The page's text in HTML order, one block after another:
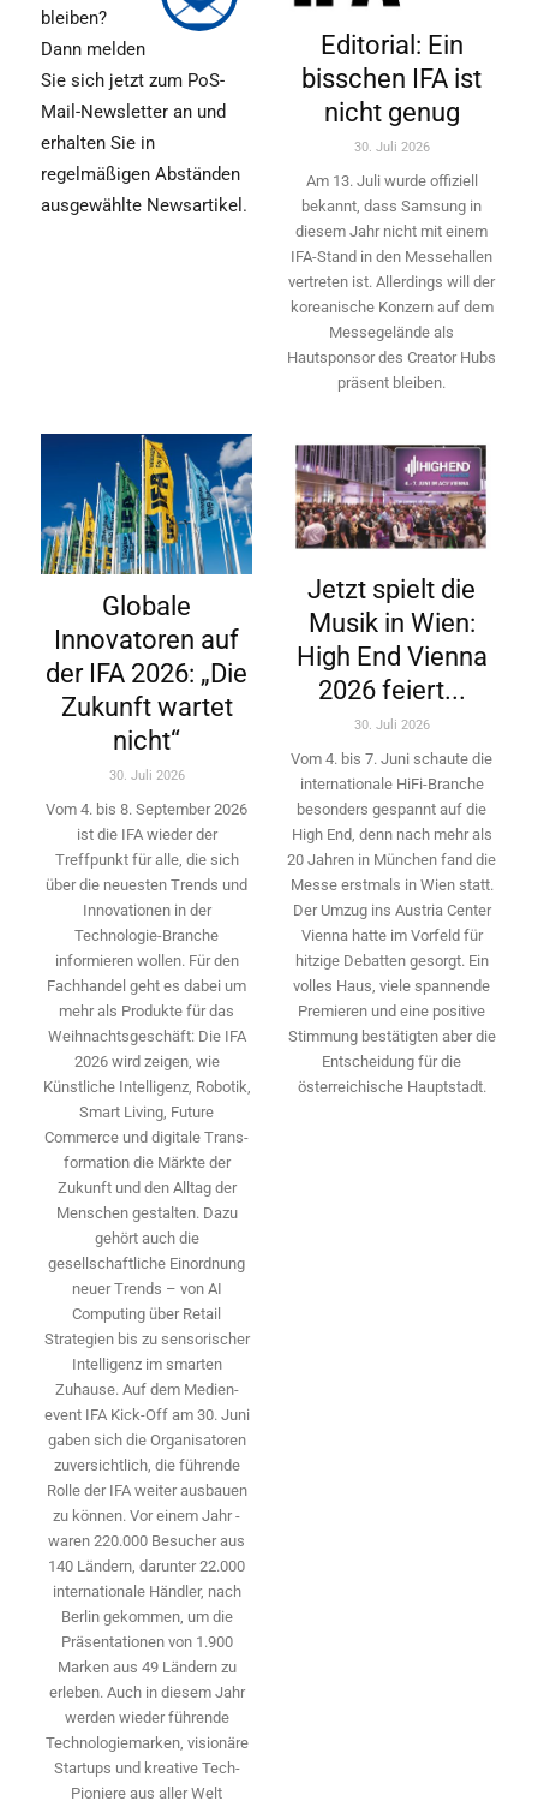
bleiben?
Dann melden
Sie sich jetzt zum PoS-
Mail-Newsletter an und
erhalten Sie in
regelmäßigen Abständen
ausgewählte Newsartikel.
Editorial: Ein
bisschen IFA ist
nicht genug
30. Juli 2026
Am 13. Juli wurde offiziell
bekannt, dass Samsung in
diesem Jahr nicht mit einem
IFA-Stand in den Messehallen
vertreten ist. Allerdings will ­der
koreanische Konzern auf dem
Messegelände als
Hautsponsor des Creator Hubs
präsent bleiben.
Globale
Innovatoren auf
der IFA 2026: „Die
Zukunft wartet
nicht“
30. Juli 2026
Vom 4. bis 8. September 2026
ist die IFA wieder der
Treffpunkt für alle, die sich
über die neuesten Trends und
Innovationen in der
Technologie-­Branche
informieren wollen. Für den
Fachhandel geht es dabei um
mehr als Produkte für das
Weihnachtsgeschäft: Die IFA
2026 wird ­zeigen, wie
Künstliche Intelligenz, Robotik,
Smart Living, Future
Commerce und digitale Trans­
formation die Märkte der
Zukunft und den Alltag der
Menschen gestalten. Dazu
gehört auch die
gesellschaftliche Einordnung
neuer Trends – von AI
Computing über Retail
Strategien bis zu sensorischer
Intelligenz im smarten
Zuhause. Auf dem Medien­
event IFA Kick-Off am 30. Juni
gaben sich die Organisatoren
zuversichtlich, die führende
Rolle der IFA weiter ausbauen
zu können. Vor einem Jahr ­
waren 220.000 Besucher aus
140 ­Ländern, ­darunter 22.000
internationale Händler, nach
Berlin gekommen, um die
Präsen­tationen von 1.900
Marken aus 49 Ländern zu
erleben. Auch in diesem Jahr
werden wieder führende
Technologiemarken, visionäre
Startups und ­kreative Tech-
Pioniere aus aller Welt
Jetzt spielt die
Musik in Wien:
High End Vienna
2026 feiert...
30. Juli 2026
Vom 4. bis 7. Juni schaute die
internationale HiFi-Branche
besonders gespannt auf die
High End, denn nach mehr als
20 Jahren in München fand die
Messe erstmals in Wien statt.
Der Umzug ins Austria Center
Vienna hatte im Vorfeld für
hitzige Debatten gesorgt. Ein
volles Haus, viele spannende
Premieren und eine positive
Stimmung bestätigten aber die
Entscheidung für die
österreichische Hauptstadt.